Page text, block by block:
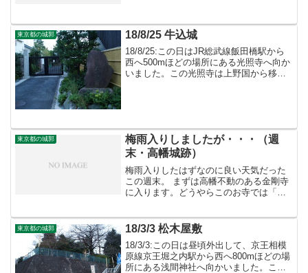
域で左手側は東急の線路が...
東京都の城郭 18/8/25 牛込城
18/8/25:この日はJR総武線飯田橋駅から
西へ500mほどの場所にある光照寺へ向か
いました。この光照寺は上野国から移っ
東京都の城郭
梅雨入りしましたが・・・（週
末・高幡城跡）
梅雨入りしたはずなのに良い天気だった
この週末。 まずは高幡不動のある金剛寺
に入ります。どうやらこのお寺では「ア
ます。 城跡のある裏山にアジサイが植え
られていますのでそち...
東京都の城郭 18/3/3 松木屋敷
18/3/3:この日は昼頃外出して、京王相模
原線京王堀之内駅から西へ800mほどの場
所にある浅間神社へ向かいました。この